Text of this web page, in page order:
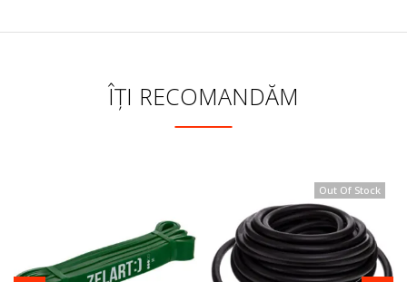
ÎȚI RECOMANDĂM
Out Of Stock